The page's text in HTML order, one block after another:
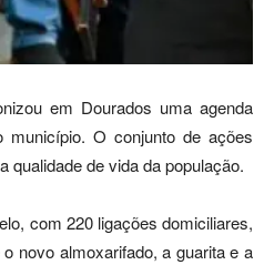
em Dourados uma agenda
O conjunto de ações
de vida da população.
com 220 ligações domiciliares,
novo almoxarifado, a guarita e a